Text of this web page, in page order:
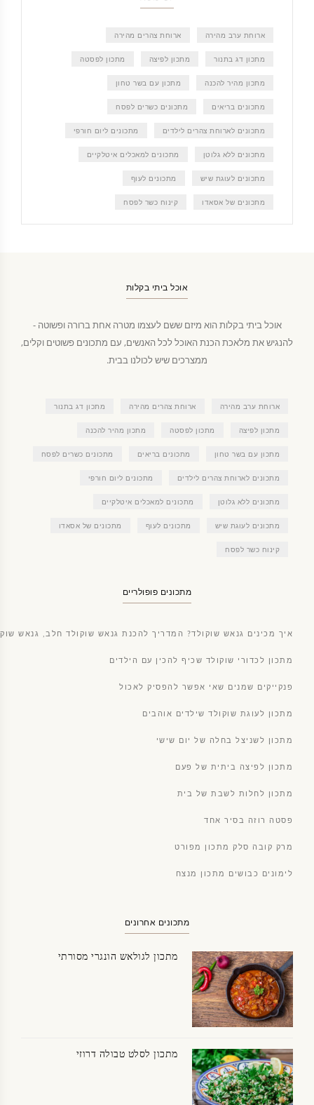
ארוחת ערב מהירה ארוחת צהרים מהירה
מתכון דג בתנור מתכון לפיצה מתכון לפסטה
מתכון מהיר להכנה מתכון עם בשר טחון
מתכונים בריאים מתכונים כשרים לפסח
מתכונים לארוחת צהרים לילדים מתכונים ליום חורפי
מתכונים ללא גלוטן מתכונים למאכלים איטלקיים
מתכונים לעוגת שיש מתכונים לעוף
מתכונים של אסאדו קינוח כשר לפסח
אוכל ביתי בקלות
אוכל ביתי בקלות הוא מיזם ששם לעצמו מטרה אחת ברורה ופשוטה -
להנגיש את מלאכת הכנת האוכל לכל האנשים, עם מתכונים פשוטים וקלים,
ממצרכים שיש לכולנו בבית.
ארוחת ערב מהירה ארוחת צהרים מהירה מתכון דג בתנור
מתכון לפיצה מתכון לפסטה מתכון מהיר להכנה
מתכון עם בשר טחון מתכונים בריאים מתכונים כשרים לפסח
מתכונים לארוחת צהרים לילדים מתכונים ליום חורפי
מתכונים ללא גלוטן מתכונים למאכלים איטלקיים
מתכונים לעוגת שיש מתכונים לעוף מתכונים של אסאדו
קינוח כשר לפסח
מתכונים פופולריים
איך מכינים גנאש שוקולד? המדריך להכנת גנאש שוקולד חלב, גנאש
מתכון לכדורי שוקולד שכיף להכין עם הילדים
פנקייקים שמנים שאי אפשר להפסיק לאכול
מתכון לעוגת שוקולד שילדים אוהבים
מתכון לשניצל בחלה של יום שישי
מתכון לפיצה ביתית של פעם
מתכון לחלות לשבת של בית
פסטה רוזה בסיר אחד
מרק קובה סלק מתכון מפורט
לימונים כבושים מתכון מנצח
מתכונים אחרונים
מתכון לגולאש הונגרי מסורתי
מתכון לסלט טבולה דרוזי